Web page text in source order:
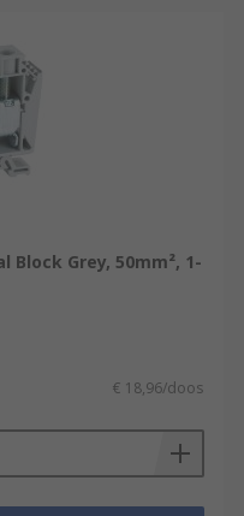
Block Grey, 50mm², 1-
€ 18,96/doos